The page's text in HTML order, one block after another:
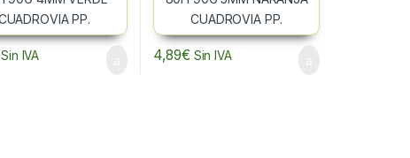
Sin IVA 4,89€ Sin IVA